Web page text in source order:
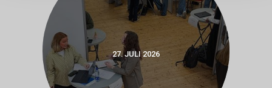
27. JULI 2026